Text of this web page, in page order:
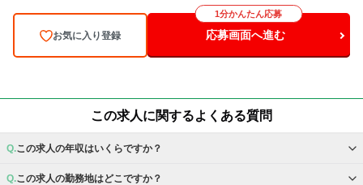
お気に入り登録 応募画面へ進む
1分かんたん応募
この求人に関するよくある質問
この求人の年収はいくらですか？
この求人の勤務地はどこですか？